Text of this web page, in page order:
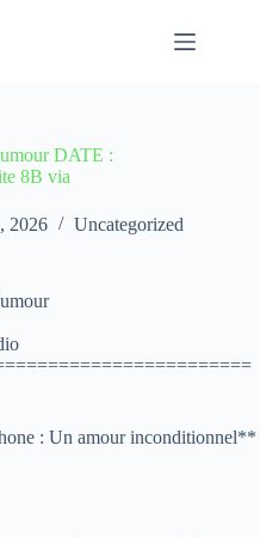
DATE :
8B via
2026 Uncategorized
: Un amour inconditionnel**